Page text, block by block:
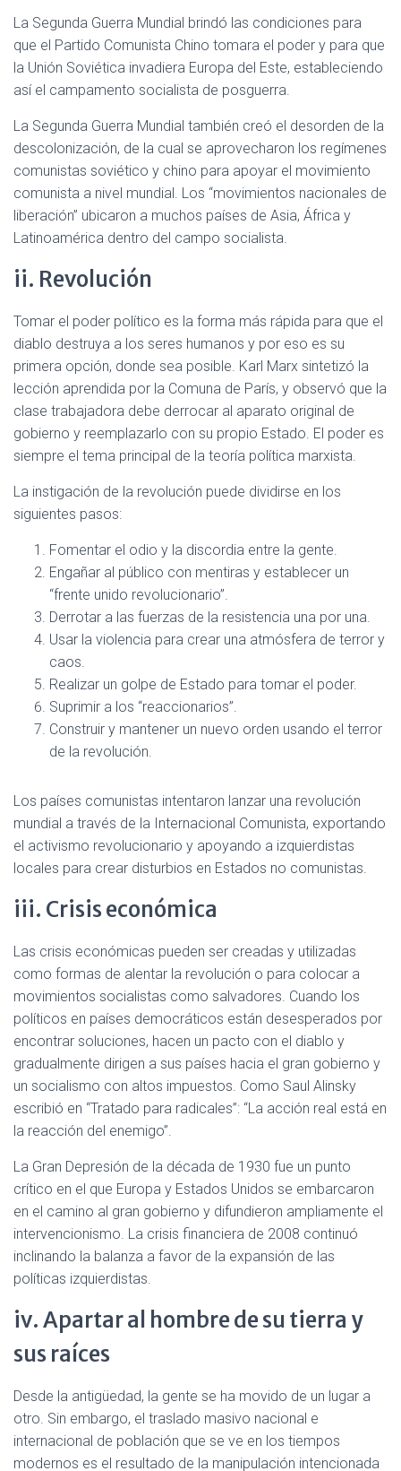
La Segunda Guerra Mundial brindó las condiciones para
que el Partido Comunista Chino tomara el poder y para que
la Unión Soviética invadiera Europa del Este, estableciendo
así el campamento socialista de posguerra.
La Segunda Guerra Mundial también creó el desorden de la
descolonización, de la cual se aprovecharon los regímenes
comunistas soviético y chino para apoyar el movimiento
comunista a nivel mundial. Los “movimientos nacionales de
liberación” ubicaron a muchos países de Asia, África y
Latinoamérica dentro del campo socialista.
ii. Revolución
Tomar el poder político es la forma más rápida para que el
diablo destruya a los seres humanos y por eso es su
primera opción, donde sea posible. Karl Marx sintetizó la
lección aprendida por la Comuna de París, y observó que la
clase trabajadora debe derrocar al aparato original de
gobierno y reemplazarlo con su propio Estado. El poder es
siempre el tema principal de la teoría política marxista.
La instigación de la revolución puede dividirse en los
siguientes pasos:
Fomentar el odio y la discordia entre la gente.
Engañar al público con mentiras y establecer un
“frente unido revolucionario”.
Derrotar a las fuerzas de la resistencia una por una.
Usar la violencia para crear una atmósfera de terror y
caos.
Realizar un golpe de Estado para tomar el poder.
Suprimir a los “reaccionarios”.
Construir y mantener un nuevo orden usando el terror
de la revolución.
Los países comunistas intentaron lanzar una revolución
mundial a través de la Internacional Comunista, exportando
el activismo revolucionario y apoyando a izquierdistas
locales para crear disturbios en Estados no comunistas.
iii. Crisis económica
Las crisis económicas pueden ser creadas y utilizadas
como formas de alentar la revolución o para colocar a
movimientos socialistas como salvadores. Cuando los
políticos en países democráticos están desesperados por
encontrar soluciones, hacen un pacto con el diablo y
gradualmente dirigen a sus países hacia el gran gobierno y
un socialismo con altos impuestos. Como Saul Alinsky
escribió en “Tratado para radicales”: “La acción real está en
la reacción del enemigo”.
La Gran Depresión de la década de 1930 fue un punto
crítico en el que Europa y Estados Unidos se embarcaron
en el camino al gran gobierno y difundieron ampliamente el
intervencionismo. La crisis financiera de 2008 continuó
inclinando la balanza a favor de la expansión de las
políticas izquierdistas.
iv. Apartar al hombre de su tierra y
sus raíces
Desde la antigüedad, la gente se ha movido de un lugar a
otro. Sin embargo, el traslado masivo nacional e
internacional de población que se ve en los tiempos
modernos es el resultado de la manipulación intencionada